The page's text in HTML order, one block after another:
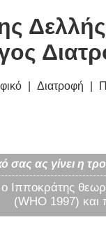
Διατροφή
σας ας γίνει η
ο Ιπποκράτης
(WHO 1997) και